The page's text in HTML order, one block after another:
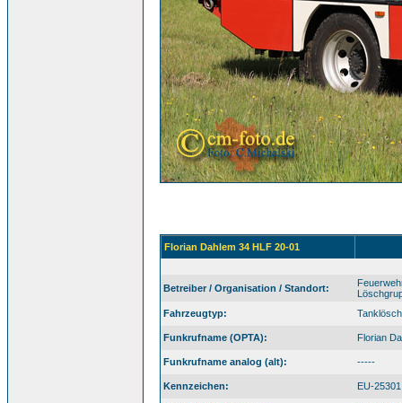
Florian Dahlem 34 HLF 20-01
Betreiber / Organisation / Standort:
Fahrzeugtyp:
Funkrufname (OPTA): Florian
Funkrufname analog (alt): -----
Kennzeichen: EU-25301